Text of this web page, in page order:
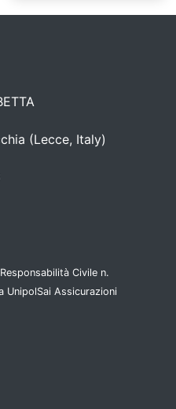
(Lecce, Italy)
Civile n.
Assicurazioni